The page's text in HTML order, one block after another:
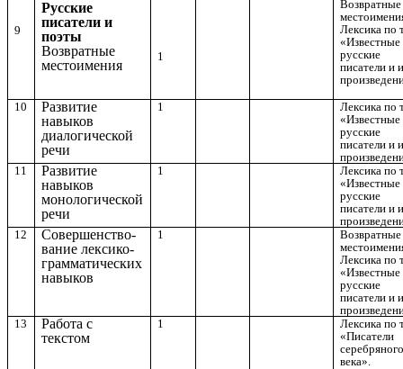
9
Русские
писатели и
поэты
Возвратные
местоимения
1
Возвратные
Лексика по
«Известные
русские
писатели и
10
Развитие
навыков
диалогической
речи
1
Лексика по
«Известные
русские
писатели и
11
Развитие
навыков
монологической
речи
1
Лексика по
«Известные
русские
писатели и
12
Совершенство-
вание лексико-
грамматических
навыков
1
Возвратные
Лексика по
«Известные
русские
писатели и
13
Работа с
текстом
1
Лексика по
«Писатели
века».